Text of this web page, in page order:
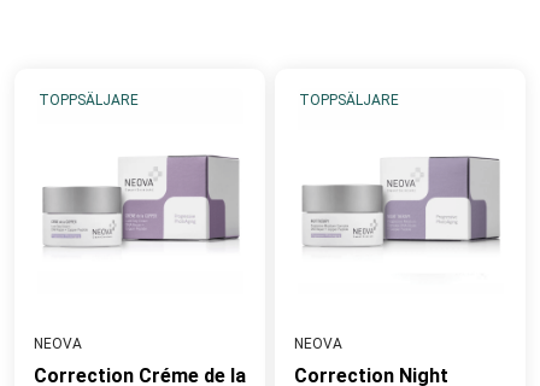
TOPPSÄLJARE
NEOVA
Correction Créme de la
TOPPSÄLJARE
NEOVA
Correction Night